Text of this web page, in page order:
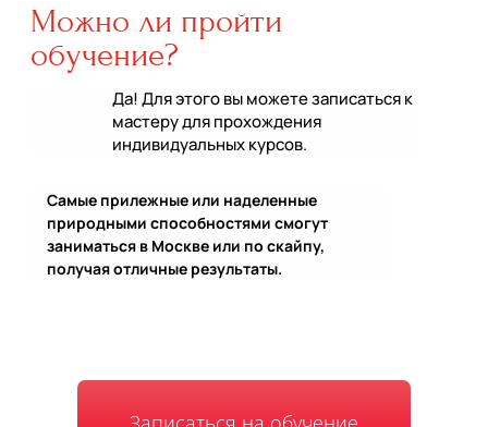
Можно ли пройти
обучение?
Да! Для этого вы можете записаться к
мастеру для прохождения
индивидуальных курсов.
Самые прилежные или наделенные
природными способностями смогут
заниматься в Москве или по скайпу,
получая отличные результаты.